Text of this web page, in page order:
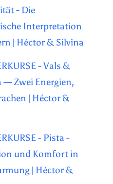
- Die
Interpretation
| Héctor & Silvina
- Vals &
— Zwei Energien,
| Héctor &
- Pista -
und Komfort in
| Héctor &